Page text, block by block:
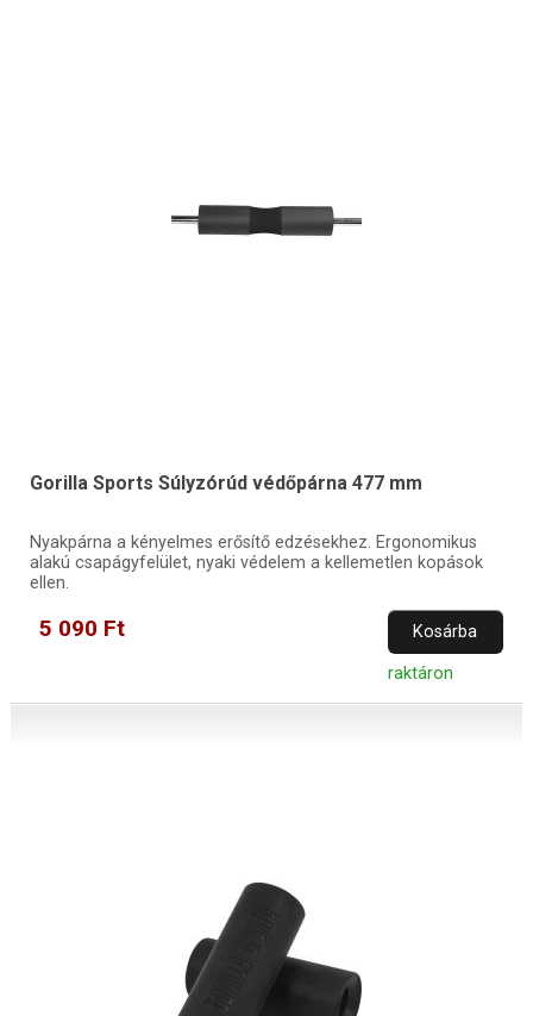
Gorilla Sports Súlyzórúd védőpárna 477 mm
Nyakpárna a kényelmes erősítő edzésekhez. Ergonomikus
alakú csapágyfelület, nyaki védelem a kellemetlen kopások
ellen.
5 090 Ft Kosárba
raktáron